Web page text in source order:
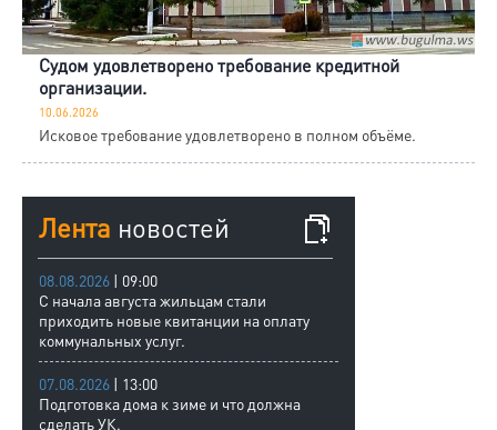
Судом удовлетворено требование кредитной
организации.
10.06.2026
Исковое требование удовлетворено в полном объёме.
Лента новостей
08.08.2026 | 09:00
С начала августа жильцам стали
приходить новые квитанции на оплату
коммунальных услуг.
07.08.2026 | 13:00
Подготовка дома к зиме и что должна
сделать УК.